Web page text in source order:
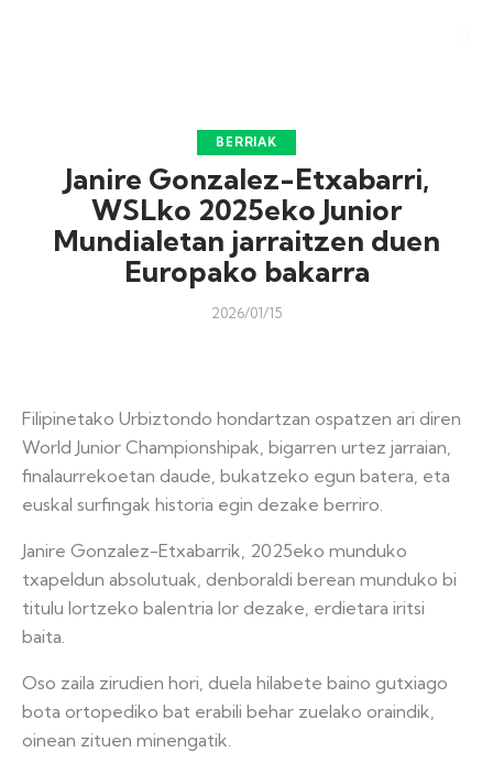
BERRIAK
Janire Gonzalez-Etxabarri,
WSLko 2025eko Junior
Mundialetan jarraitzen duen
Europako bakarra
2026/01/15
Filipinetako Urbiztondo hondartzan ospatzen ari diren
World Junior Championshipak, bigarren urtez jarraian,
finalaurrekoetan daude, bukatzeko egun batera, eta
euskal surfingak historia egin dezake berriro.
Janire Gonzalez-Etxabarrik, 2025eko munduko
txapeldun absolutuak, denboraldi berean munduko bi
titulu lortzeko balentria lor dezake, erdietara iritsi
baita.
Oso zaila zirudien hori, duela hilabete baino gutxiago
bota ortopediko bat erabili behar zuelako oraindik,
oinean zituen minengatik.